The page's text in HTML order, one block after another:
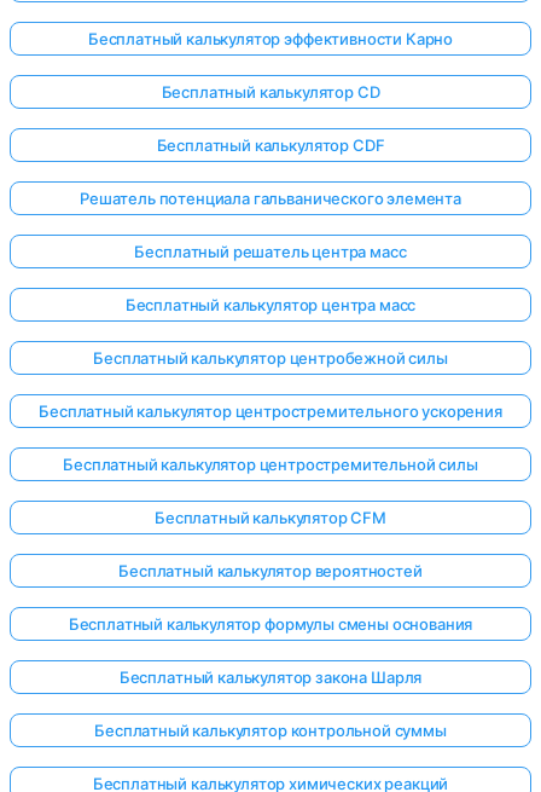
Бесплатный калькулятор эффективности Карно
Бесплатный калькулятор CD
Бесплатный калькулятор CDF
Решатель потенциала гальванического элемента
Бесплатный решатель центра масс
Бесплатный калькулятор центра масс
Бесплатный калькулятор центробежной силы
Бесплатный калькулятор центростремительного ускорения
Бесплатный калькулятор центростремительной силы
Бесплатный калькулятор CFM
Бесплатный калькулятор вероятностей
Бесплатный калькулятор формулы смены основания
Бесплатный калькулятор закона Шарля
Бесплатный калькулятор контрольной суммы
Бесплатный калькулятор химических реакций